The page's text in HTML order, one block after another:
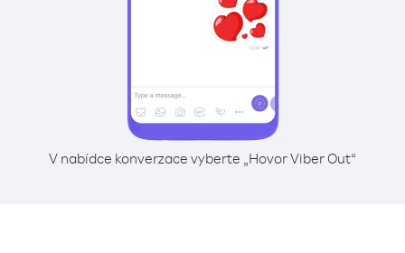
V nabídce konverzace vyberte „Hovor Viber Out“